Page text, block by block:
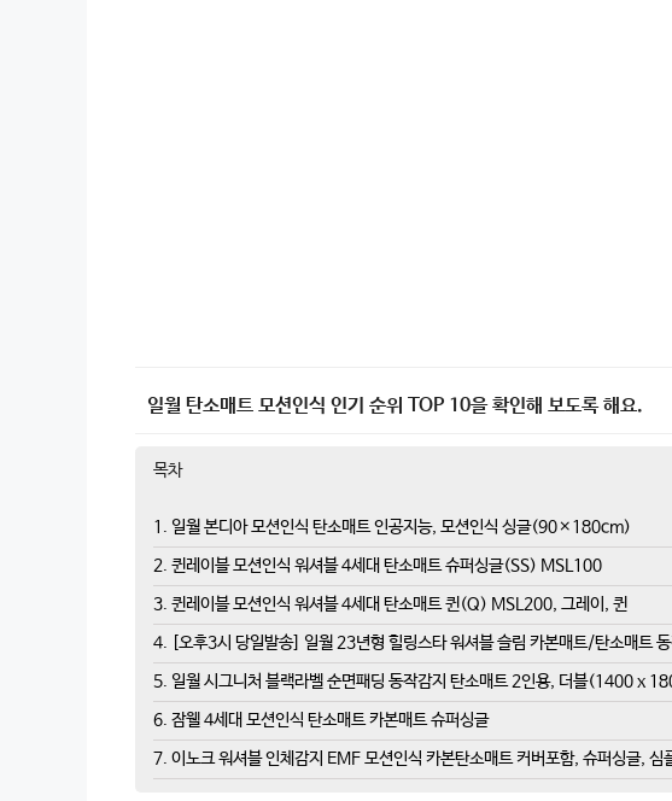
일월 탄소매트 모션인식 인기 순위 TOP 10을 확인해 보도록 해요.
목차
1. 일월 본디아 모션인식 탄소매트 인공지능, 모션인식 싱글(90×180cm)
2. 퀸레이블 모션인식 워셔블 4세대 탄소매트 슈퍼싱글(SS) MSL100
3. 퀸레이블 모션인식 워셔블 4세대 탄소매트 퀸(Q) MSL200, 그레이, 퀸
4. [오후3시 당일발송] 일월 23년형 힐링스타 워셔블 슬림 카본매트/탄소매트
5. 일월 시그니처 블랙라벨 순면패딩 동작감지 탄소매트 2인용, 더블(1400 x
6. 잠웰 4세대 모션인식 탄소매트 카본매트 슈퍼싱글
7. 이노크 워셔블 인체감지 EMF 모션인식 카본탄소매트 커버포함, 슈퍼싱글, 심